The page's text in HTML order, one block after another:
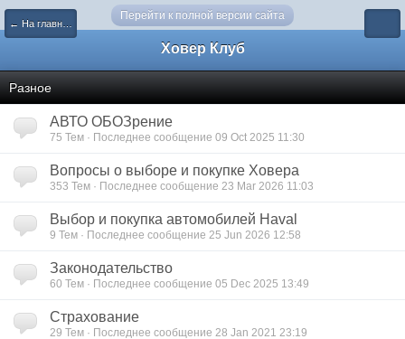
Перейти к полной версии сайта
← На главную
Ховер Клуб
Разное
АВТО ОБОЗрение
75 Тем · Последнее сообщение 09 Oct 2025 11:30
Вопросы о выборе и покупке Ховера
353 Тем · Последнее сообщение 23 Mar 2026 11:03
Выбор и покупка автомобилей Haval
9 Тем · Последнее сообщение 25 Jun 2026 12:58
Законодательство
60 Тем · Последнее сообщение 05 Dec 2025 13:49
Страхование
29 Тем · Последнее сообщение 28 Jan 2021 23:19